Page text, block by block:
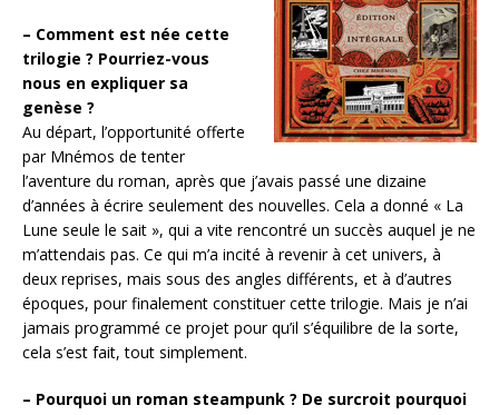
– Comment est née cette
trilogie ? Pourriez-vous
nous en expliquer sa
genèse ?
Au départ, l’opportunité offerte
par Mnémos de tenter
l’aventure du roman, après que j’avais passé une dizaine
d’années à écrire seulement des nouvelles. Cela a donné « La
Lune seule le sait », qui a vite rencontré un succès auquel je ne
m’attendais pas. Ce qui m’a incité à revenir à cet univers, à
deux reprises, mais sous des angles différents, et à d’autres
époques, pour finalement constituer cette trilogie. Mais je n’ai
jamais programmé ce projet pour qu’il s’équilibre de la sorte,
cela s’est fait, tout simplement.
– Pourquoi un roman steampunk ? De surcroit pourquoi